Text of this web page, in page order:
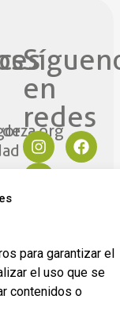
para garantizar el
el uso que se
contenidos o
en
redes​